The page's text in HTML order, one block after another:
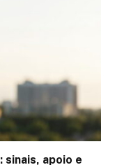
sinais, apoio e